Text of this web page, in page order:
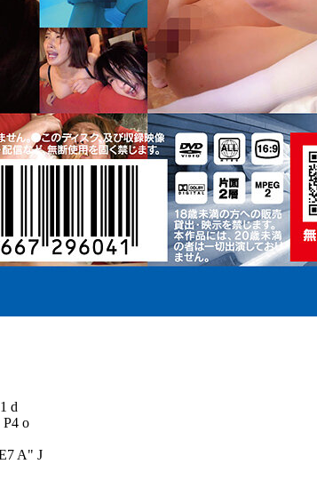
d
o
A" J